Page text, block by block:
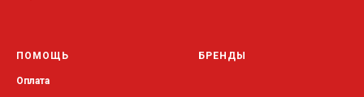
ПОМОЩЬ
Оплата
БРЕНДЫ